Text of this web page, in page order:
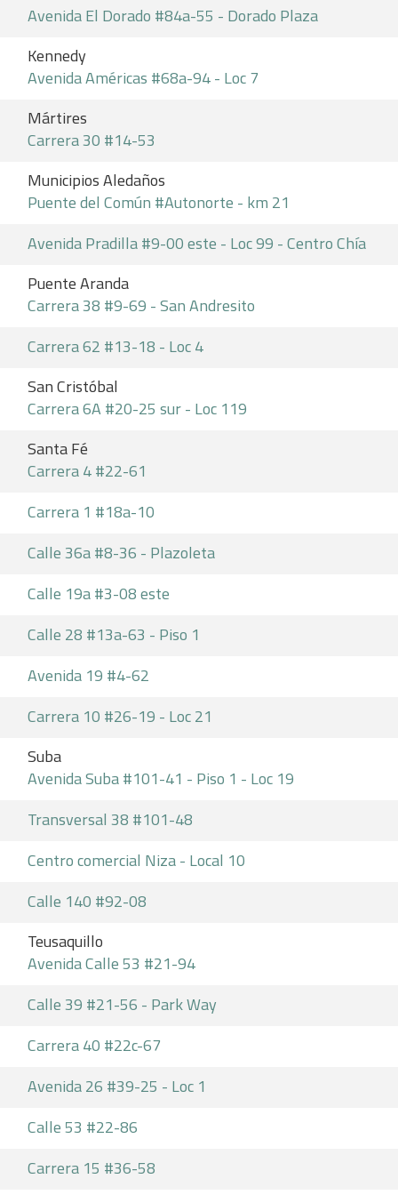
Avenida El Dorado #84a-55 - Dorado Plaza
Kennedy
Avenida Américas #68a-94 - Loc 7
Mártires
Carrera 30 #14-53
Municipios Aledaños
Puente del Común #Autonorte - km 21
Avenida Pradilla #9-00 este - Loc 99 - Centro Chía
Puente Aranda
Carrera 38 #9-69 - San Andresito
Carrera 62 #13-18 - Loc 4
San Cristóbal
Carrera 6A #20-25 sur - Loc 119
Santa Fé
Carrera 4 #22-61
Carrera 1 #18a-10
Calle 36a #8-36 - Plazoleta
Calle 19a #3-08 este
Calle 28 #13a-63 - Piso 1
Avenida 19 #4-62
Carrera 10 #26-19 - Loc 21
Suba
Avenida Suba #101-41 - Piso 1 - Loc 19
Transversal 38 #101-48
Centro comercial Niza - Local 10
Calle 140 #92-08
Teusaquillo
Avenida Calle 53 #21-94
Calle 39 #21-56 - Park Way
Carrera 40 #22c-67
Avenida 26 #39-25 - Loc 1
Calle 53 #22-86
Carrera 15 #36-58